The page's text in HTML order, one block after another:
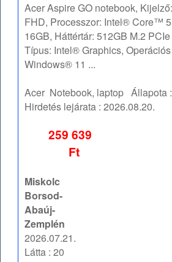
Acer Aspire GO notebook,
FHD, Processzor: Intel® Core™
16GB, Háttértár: 512GB M.2
Típus: Intel® Graphics,
Windows® 11 ...
Acer Notebook, laptop Állapota :
Hirdetés lejárata :2026.08.20.
259 639
Ft
Miskolc
Borsod-
Abaúj-
Zemplén
2026.07.21.
Látta : 20